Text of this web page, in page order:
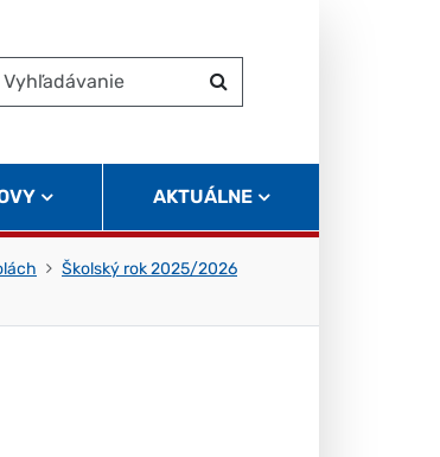
Vyhľadávanie
Hľadať
AKTUÁLNE
Školský rok 2025/2026